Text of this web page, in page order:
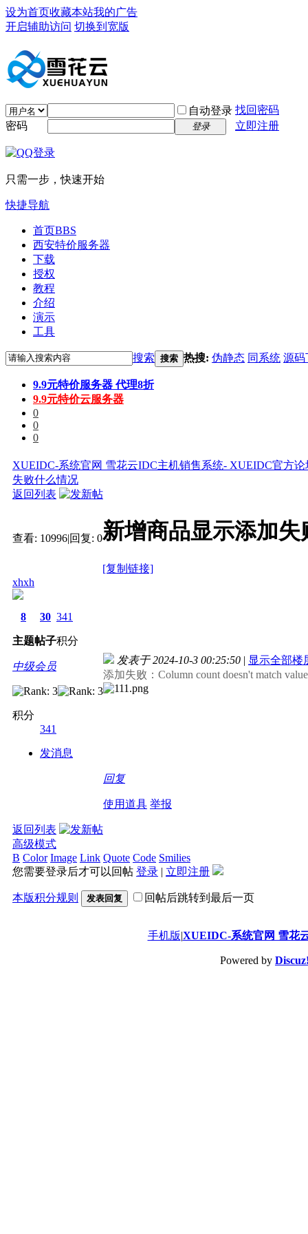
设为首页收藏本站我的广告
开启辅助访问 切换到宽版
自动登录 找回密码
密码
登录 立即注册
只需一步，快速开始
快捷导航
首页BBS
西安特价服务器
下载
授权
教程
介绍
演示
工具
搜索 搜索 热搜: 伪静态 同系统 源码
9.9元特价服务器 代理8折
9.9元特价云服务器
0
0
0
XUEIDC-系统官网 雪花云IDC主机销售系统- XUEIDC官方
失败什么情况
返回列表
查看: 10996|回复: 0新增商品显示添加失
[复制链接]
xhxh
8
主题
30
帖子
341
积分
中级会员
积分
341
发消息
发表于 2024-10-3 00:25:50 | 显示全部楼
添加失败：Column count doesn't match
回复
使用道具 举报
返回列表
高级模式
B Color Image Link Quote Code Smilies
您需要登录后才可以回帖 登录 | 立即注册
本版积分规则 发表回复 回帖后跳转到最后一页
手机版|XUEIDC-系统官网 雪花
Powered by